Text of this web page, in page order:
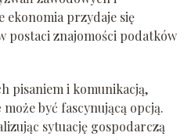
ekonomia przydaje się
postaci znajomości podatków
pisaniem i komunikacją,
może być fascynującą opcją.
sytuację gospodarczą